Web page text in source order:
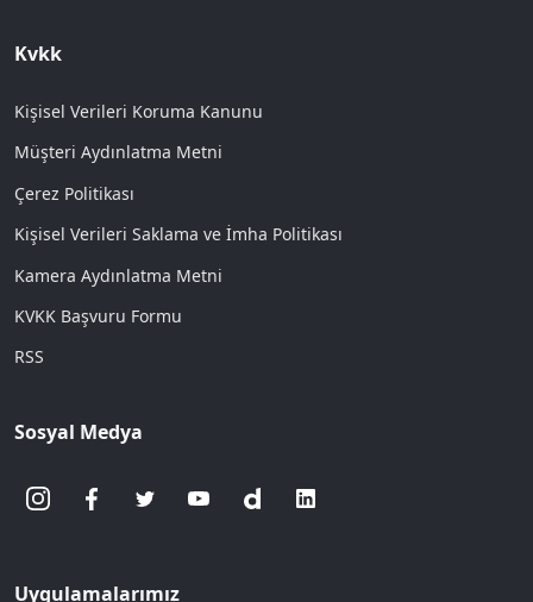
Kvkk
Kişisel Verileri Koruma Kanunu
Müşteri Aydınlatma Metni
Çerez Politikası
Kişisel Verileri Saklama ve İmha Politikası
Kamera Aydınlatma Metni
KVKK Başvuru Formu
RSS
Sosyal Medya
Uygulamalarımız